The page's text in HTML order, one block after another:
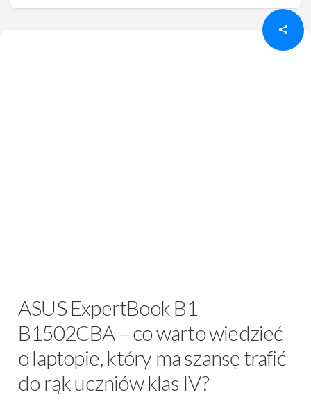
ASUS ExpertBook B1
B1502CBA – co warto wiedzieć
o laptopie, który ma szansę trafić
do rąk uczniów klas IV?